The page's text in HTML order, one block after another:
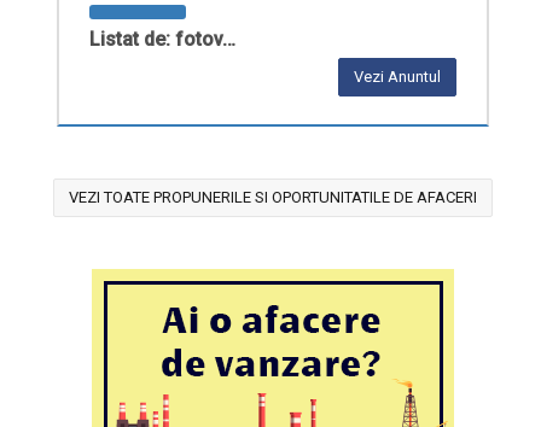
Listat de: fotov…
Vezi Anuntul
VEZI TOATE PROPUNERILE SI OPORTUNITATILE DE AFACERI